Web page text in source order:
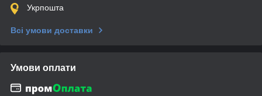
Укрпошта
Всі умови доставки
Умови оплати